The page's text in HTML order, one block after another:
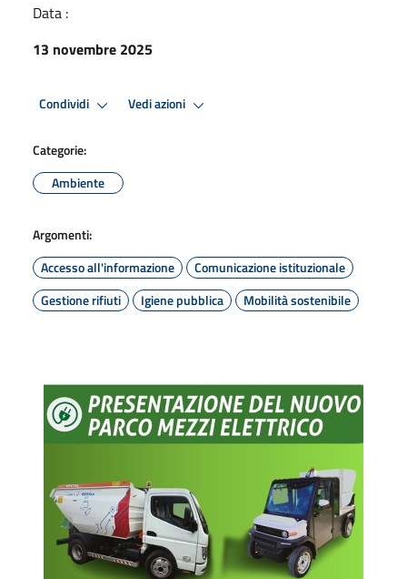
Data :
13 novembre 2025
Condividi Vedi azioni
Categorie:
Ambiente
Argomenti:
Accesso all'informazione
Comunicazione istituzionale
Gestione rifiuti
Igiene pubblica Mobilità sostenibile